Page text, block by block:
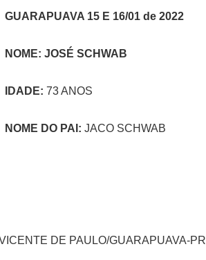
GUARAPUAVA 15 E 16/01 de 2022
NOME: JOSÉ SCHWAB
IDADE: 73 ANOS
NOME DO PAI: JACO SCHWAB
DE PAULO/GUARAPUAVA-PR